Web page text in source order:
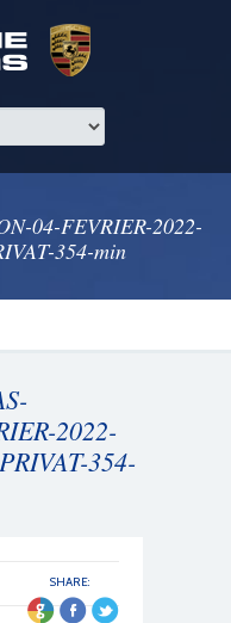
04-FEVRIER-2022-
354-min
2022-
354-
SHARE: